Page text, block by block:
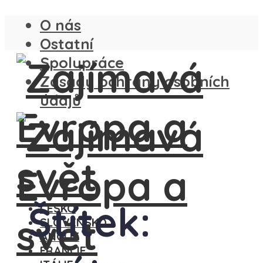
O nás
Ostatní
Spolupráce
Zásady ochrany osobních
údajů
ČESKO
SLOVENSKO
ANGLIE
FRANCIE
Štítek: